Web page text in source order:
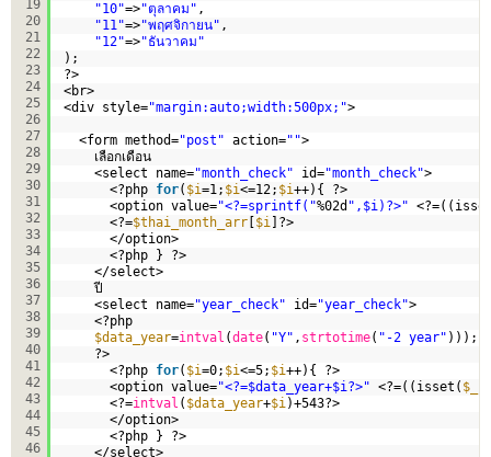
19
20
21
22
23
24
25
26
27
28
29
30
31
32
33
34
35
36
37
38
39
40
41
42
43
44
45
46
"10"=>"ตุลาคม" ,
"11"=>"พฤศจิกายน" ,
"12"=>"ธันวาคม"
);
?>
<br>
<div style="margin:auto;width:500px;">
<form method="post" action="">
เลือกเดือน
<select name="month_check" id="month_check">
<?php for( $i=1; $i<=12; $i++){ ?>
<option value="<?=sprintf("%02d ",$i)?>"
<?=$thai_month_arr [$i ]?>
</option>
<?php } ?>
</select>
ปี
<select name="year_check" id="year_check">
<?php
$data_year=intval (date( "Y" , strtotime( "-2 year" )));
?>
<?php for( $i=0; $i<=5; $i++){ ?>
<option value="<?=$data_year+$i?>" <?=((isset(
<?=intval ( $data_year+$i )+543?>
</option>
<?php } ?>
</select>